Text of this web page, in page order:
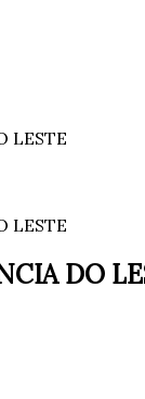
LESTE
LESTE
DO